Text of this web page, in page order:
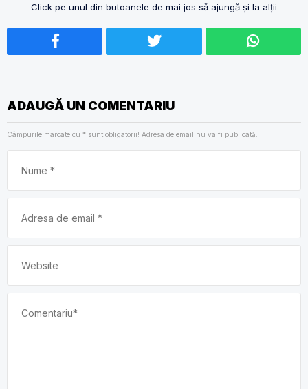
Click pe unul din butoanele de mai jos să ajungă și la alții
ADAUGĂ UN COMENTARIU
Câmpurile marcate cu * sunt obligatorii! Adresa de email nu va fi publicată.